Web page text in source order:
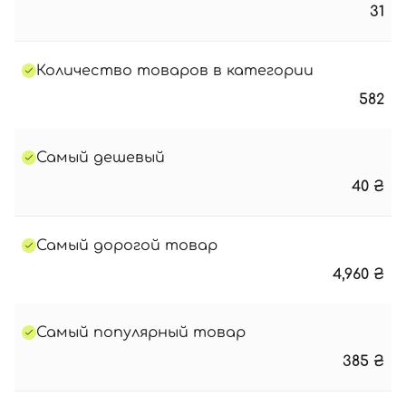
31
Количество товаров в категории
582
Самый дешевый
40 ₴
Самый дорогой товар
4,960 ₴
Самый популярный товар
385 ₴